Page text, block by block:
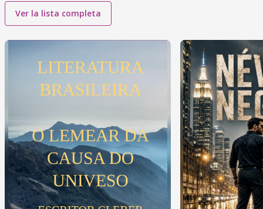
Ver la lista completa